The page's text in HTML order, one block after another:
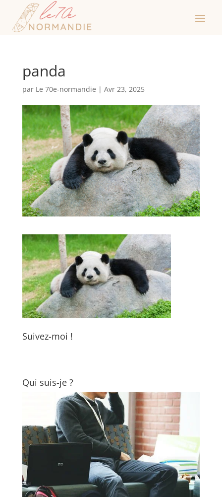
panda
par Le 70e-normandie | Avr 23, 2025
Suivez-moi !
Qui suis-je ?